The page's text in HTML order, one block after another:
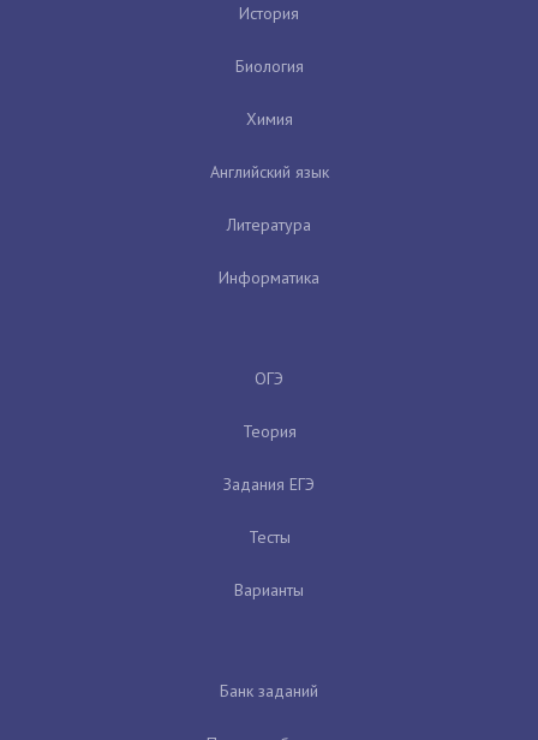
История
Биология
Химия
Английский язык
Литература
Информатика
ОГЭ
Теория
Задания ЕГЭ
Тесты
Варианты
Банк заданий